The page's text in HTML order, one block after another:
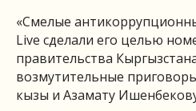
«Смелые
Live сделали его целью
правительства
возмутительные
кызы и Азамату